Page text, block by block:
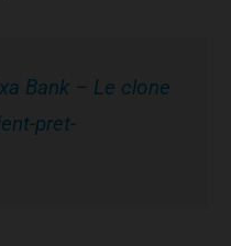
Bank – Le clone
pret-